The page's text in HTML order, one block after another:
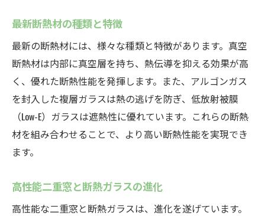
最新断熱材の種類と特徴
最新の断熱材には、様々な種類と特徴があります。真空
断熱材は内部に真空層を持ち、熱伝導を抑える効果が高
く、優れた断熱性能を発揮します。また、アルゴンガス
を封入した複層ガラスは熱の逃げを防ぎ、低放射被膜
（Low-E）ガラスは遮熱性に優れています。これらの断熱
材を組み合わせることで、より高い断熱性能を実現でき
ます。
高性能二重窓と断熱ガラスの進化
高性能な二重窓と断熱ガラスは、進化を遂げています。